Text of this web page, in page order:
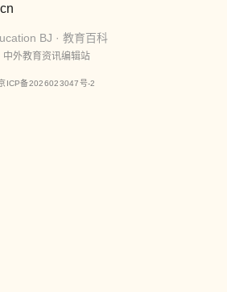
BJ · 教育百科
中外教育资讯编辑站
ICP备2026023047号-2